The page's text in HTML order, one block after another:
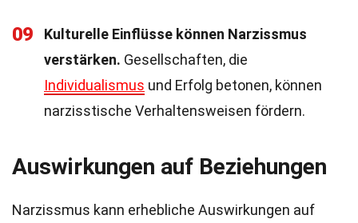
09
Kulturelle Einflüsse können Narzissmus
verstärken. Gesellschaften, die
Individualismus und Erfolg betonen, können
narzisstische Verhaltensweisen fördern.
Auswirkungen auf Beziehungen
Narzissmus kann erhebliche Auswirkungen auf